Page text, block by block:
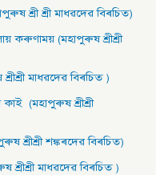
শ্ৰী শ্ৰী মাধৱদেৱ বিৰচিত)
কৰুণাময় (মহাপুৰুষ শ্ৰীশ্ৰী
মাধৱদেৱ বিৰচিত )
(মহাপুৰুষ শ্ৰীশ্ৰী
শ্ৰীশ্ৰী শঙ্কৰদেৱ বিৰচিত)
মাধৱদেৱ বিৰচিত )